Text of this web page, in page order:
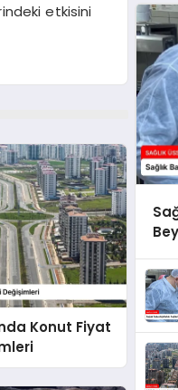
etkisini
Konut Fiyat